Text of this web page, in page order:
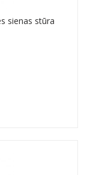
sienas stūra